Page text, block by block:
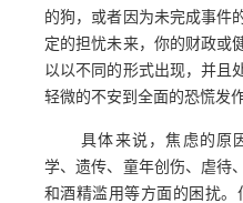
的狗，或者因为未完成事件
定的担忧未来，你的财政或
以以不同的形式出现，并且
轻微的不安到全面的恐慌发
具体来说，焦虑的原
学、遗传、童年创伤、虐待
和酒精滥用等方面的困扰。